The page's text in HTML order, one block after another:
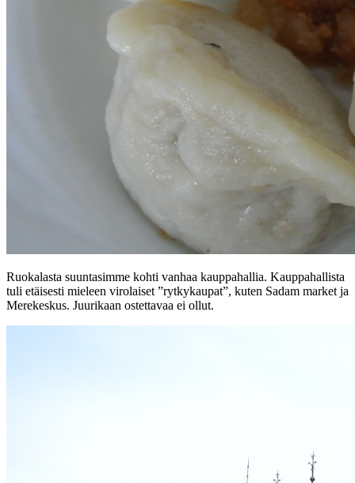
Ruokalasta suuntasimme kohti vanhaa kauppahallia. Kauppahallista
tuli etäisesti mieleen virolaiset ”rytkykaupat”, kuten Sadam market ja
Merekeskus. Juurikaan ostettavaa ei ollut.